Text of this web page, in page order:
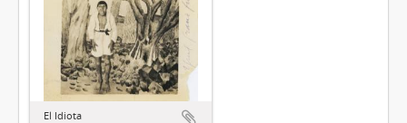
El Idiota